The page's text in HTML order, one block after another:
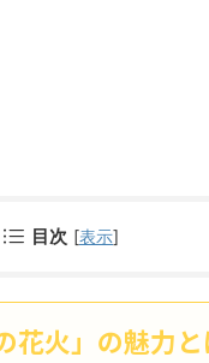
目次 [表示]
花火」の魅力と